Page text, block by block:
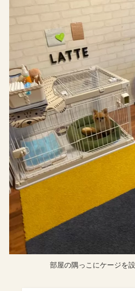
部屋の隅っこにケージを設